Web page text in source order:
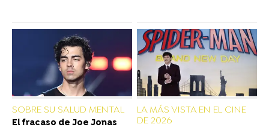
SOBRE SU SALUD MENTAL
El fracaso de Joe Jonas
LA MÁS VISTA EN EL CINE
DE 2026